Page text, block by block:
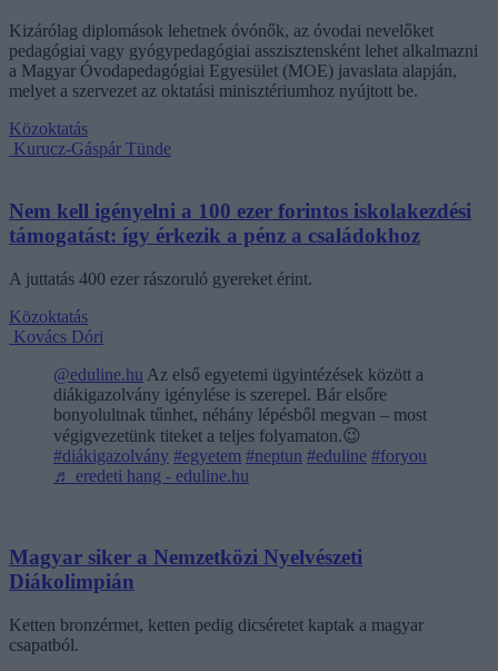
Kizárólag diplomások lehetnek óvónők, az óvodai nevelőket
pedagógiai vagy gyógypedagógiai asszisztensként lehet alkalmazni
a Magyar Óvodapedagógiai Egyesület (MOE) javaslata alapján,
melyet a szervezet az oktatási minisztériumhoz nyújtott be.
Közoktatás
Kurucz-Gáspár Tünde
Nem kell igényelni a 100 ezer forintos iskolakezdési
támogatást: így érkezik a pénz a családokhoz
A juttatás 400 ezer rászoruló gyereket érint.
Közoktatás
Kovács Dóri
@eduline.hu Az első egyetemi ügyintézések között a
diákigazolvány igénylése is szerepel. Bár elsőre
bonyolultnak tűnhet, néhány lépésből megvan – most
végigvezetünk titeket a teljes folyamaton.😉
#diákigazolvány #egyetem #neptun #eduline #foryou
♬ eredeti hang - eduline.hu
Magyar siker a Nemzetközi Nyelvészeti
Diákolimpián
Ketten bronzérmet, ketten pedig dicséretet kaptak a magyar
csapatból.